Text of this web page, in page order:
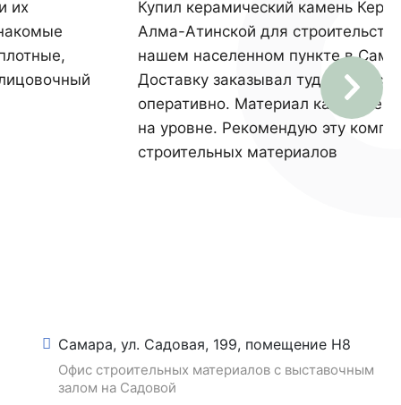
их
Купил керамический камень
Алма-Атинской для
нашем населенном пункте в
Доставку заказывал туда же. Все
оперативно. Материал
на уровне. Рекомендую эту
строительных материалов
Самара, ул. Садовая, 199, помещение Н8
Офис строительных материалов с выставочным
залом на Садовой